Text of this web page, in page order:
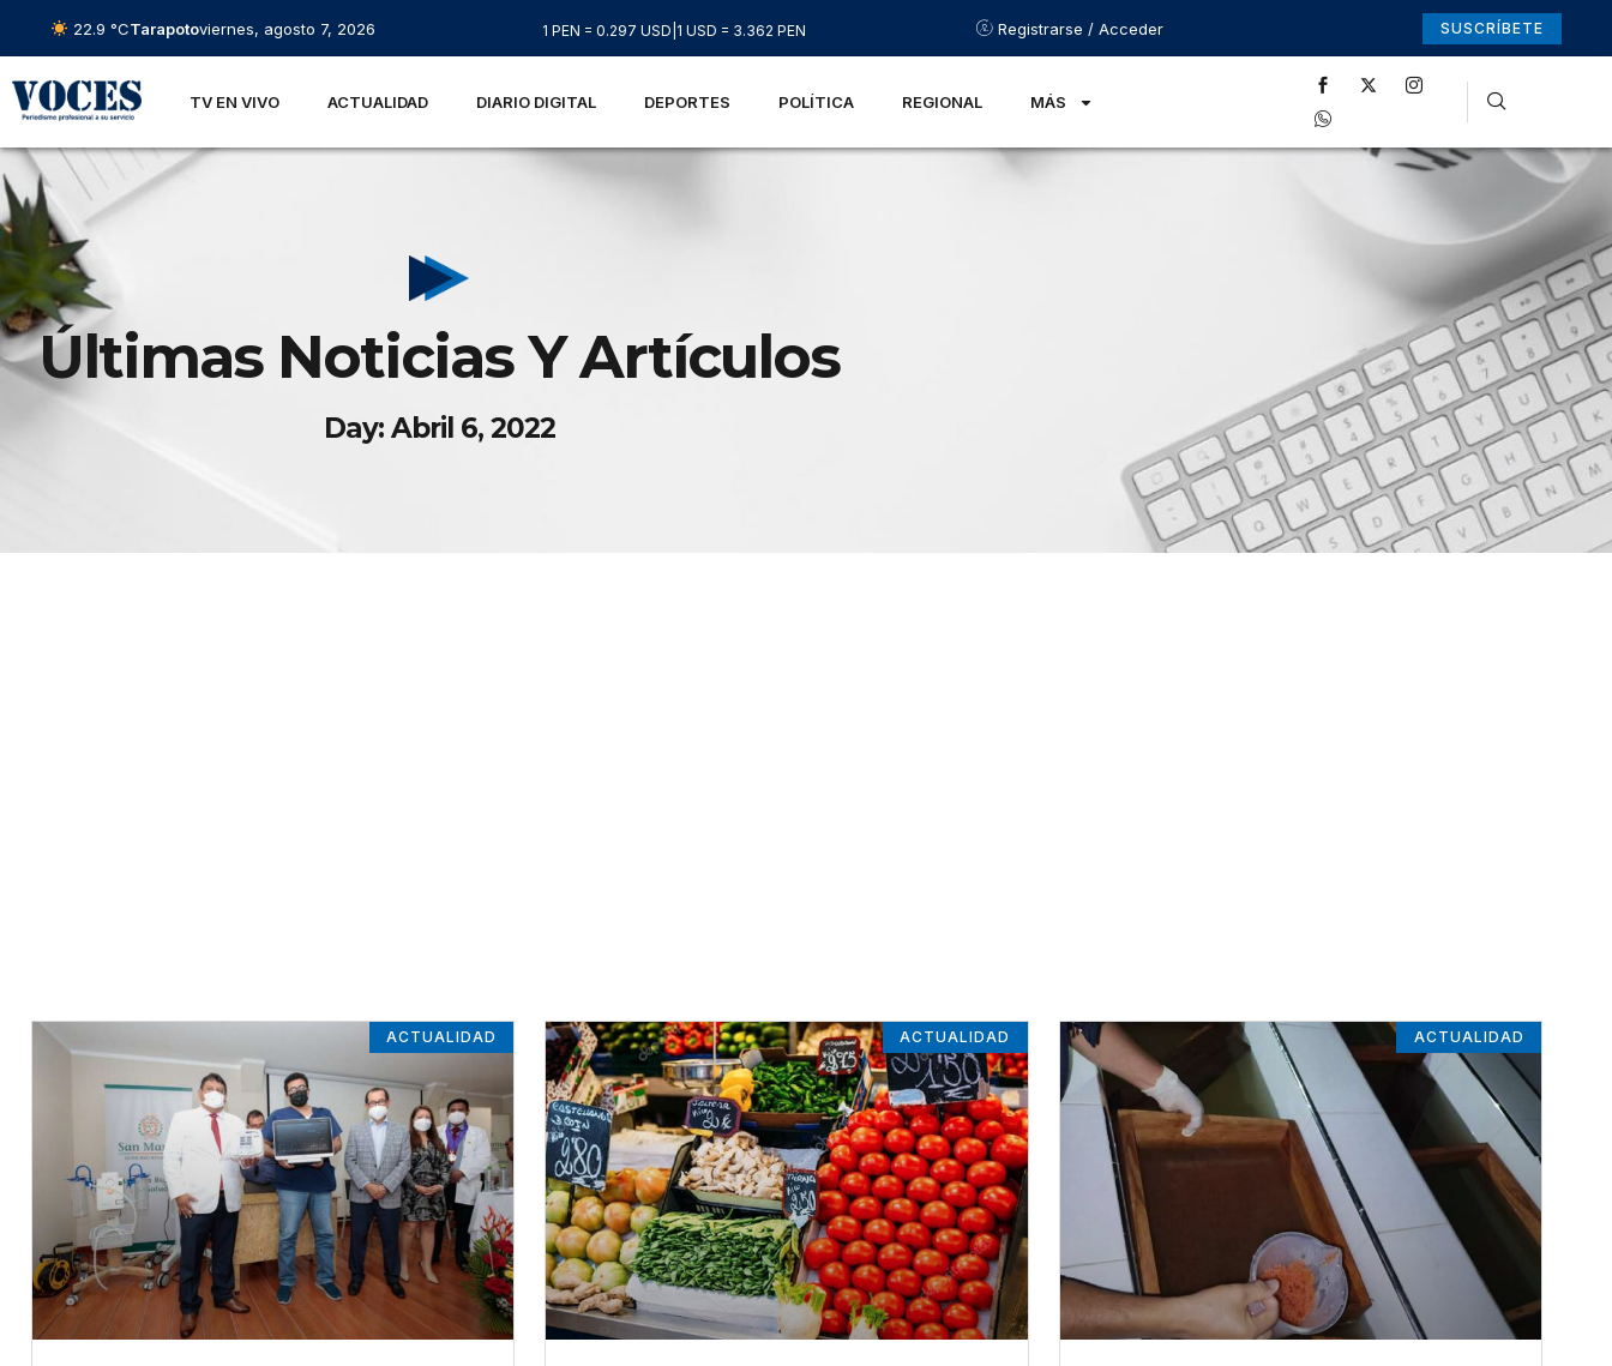
22.9 °CTarapotoviernes, agosto 7, 2026 1 PEN = 0.297 USD 1 USD = 3.362 PEN Registrarse / Acceder SUSCRÍBETE
TV EN VIVO ACTUALIDAD DIARIO DIGITAL DEPORTES POLÍTICA REGIONAL MÁS
Últimas Noticias Y Artículos
Day: Abril 6, 2022
ACTUALIDAD ACTUALIDAD ACTUALIDAD